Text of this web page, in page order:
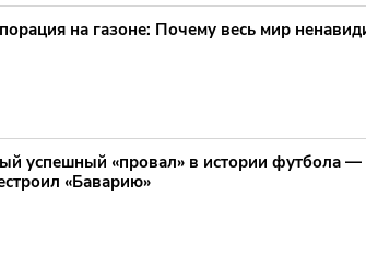
на газоне: Почему весь мир
успешный «провал» в истории футбола —
«Баварию»